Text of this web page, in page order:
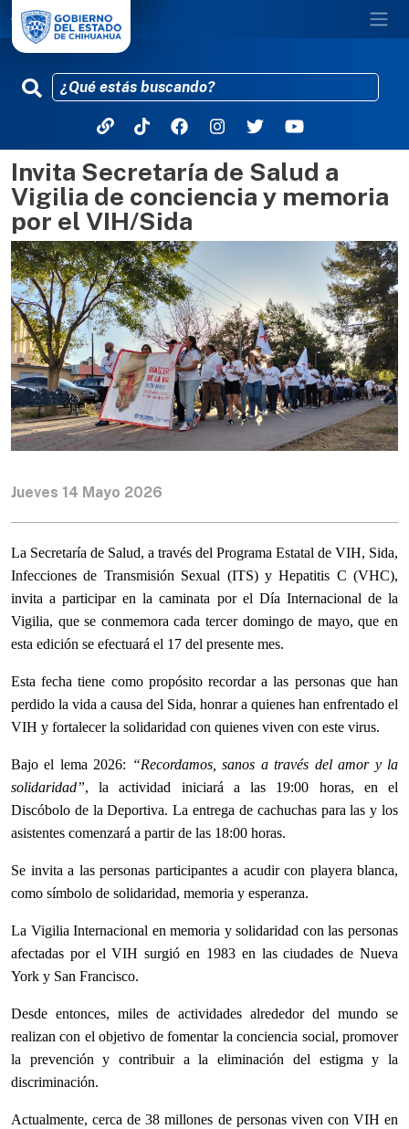
Pasar al contenido principal
Invita Secretaría de Salud a
Vigilia de conciencia y memoria
por el VIH/Sida
Jueves 14 Mayo 2026
La Secretaría de Salud, a través del Programa Estatal de VIH, Sida,
Infecciones de Transmisión Sexual (ITS) y Hepatitis C (VHC),
invita a participar en la caminata por el Día Internacional de la
Vigilia, que se conmemora cada tercer domingo de mayo, que en
esta edición se efectuará el 17 del presente mes.
Esta fecha tiene como propósito recordar a las personas que han
perdido la vida a causa del Sida, honrar a quienes han enfrentado el
VIH y fortalecer la solidaridad con quienes viven con este virus.
Bajo el lema 2026: “Recordamos, sanos a través del amor y la
solidaridad”, la actividad iniciará a las 19:00 horas, en el
Discóbolo de la Deportiva. La entrega de cachuchas para las y los
asistentes comenzará a partir de las 18:00 horas.
Se invita a las personas participantes a acudir con playera blanca,
como símbolo de solidaridad, memoria y esperanza.
La Vigilia Internacional en memoria y solidaridad con las personas
afectadas por el VIH surgió en 1983 en las ciudades de Nueva
York y San Francisco.
Desde entonces, miles de actividades alrededor del mundo se
realizan con el objetivo de fomentar la conciencia social, promover
la prevención y contribuir a la eliminación del estigma y la
discriminación.
Actualmente, cerca de 38 millones de personas viven con VIH en